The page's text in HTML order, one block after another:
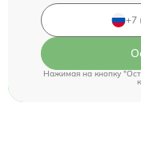
Нажимая на кнопку